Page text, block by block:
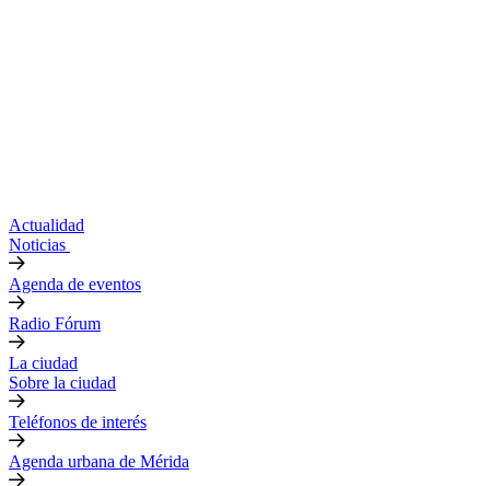
Actualidad
Noticias
Agenda de eventos
Radio Fórum
La ciudad
Sobre la ciudad
Teléfonos de interés
Agenda urbana de Mérida